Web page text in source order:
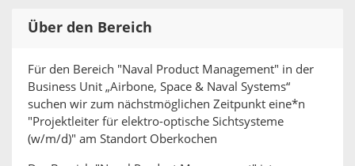
Über den Bereich
Für den Bereich "Naval Product Management" in der
Business Unit „Airbone, Space & Naval Systems“
suchen wir zum nächstmöglichen Zeitpunkt eine*n
"Projektleiter für elektro-optische Sichtsysteme
(w/m/d)" am Standort Oberkochen